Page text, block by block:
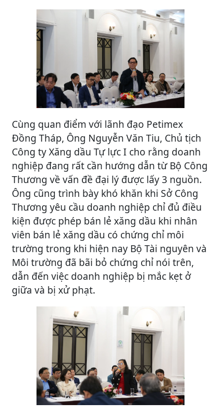
Cùng quan điểm với lãnh đạo Petimex
Đồng Tháp, Ông Nguyễn Văn Tiu, Chủ tịch
Công ty Xăng dầu Tự lực I cho rằng doanh
nghiệp đang rất cần hướng dẫn từ Bộ Công
Thương về vấn đề đại lý được lấy 3 nguồn.
Ông cũng trình bày khó khăn khi Sở Công
Thương yêu cầu doanh nghiệp chỉ đủ điều
kiện được phép bán lẻ xăng dầu khi nhân
viên bán lẻ xăng dầu có chứng chỉ môi
trường trong khi hiện nay Bộ Tài nguyên và
Môi trường đã bãi bỏ chứng chỉ nói trên,
dẫn đến việc doanh nghiệp bị mắc kẹt ở
giữa và bị xử phạt.